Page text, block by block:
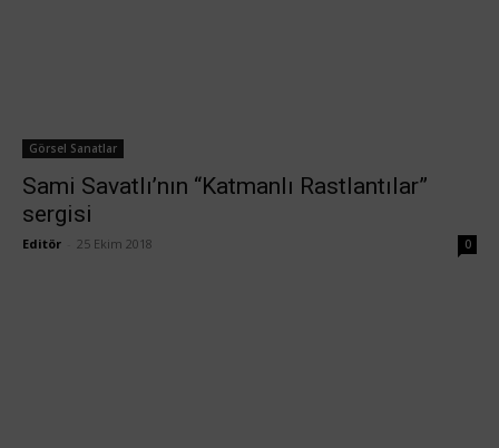
Görsel Sanatlar
Sami Savatlı’nın “Katmanlı Rastlantılar”
sergisi
Editör 25 Ekim 2018 0